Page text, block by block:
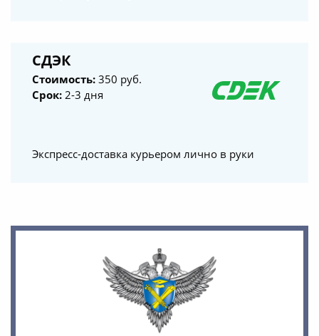
СДЭК
Стоимость: 350 руб.
Срок: 2-3 дня
Экспресс-доставка курьером лично в руки